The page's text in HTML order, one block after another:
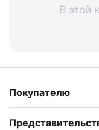
В этой
Покупателю